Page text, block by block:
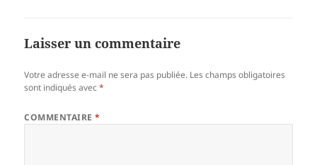
Laisser un commentaire
Votre adresse e-mail ne sera pas publiée. Les champs obligatoires
sont indiqués avec*
COMMENTAIRE*